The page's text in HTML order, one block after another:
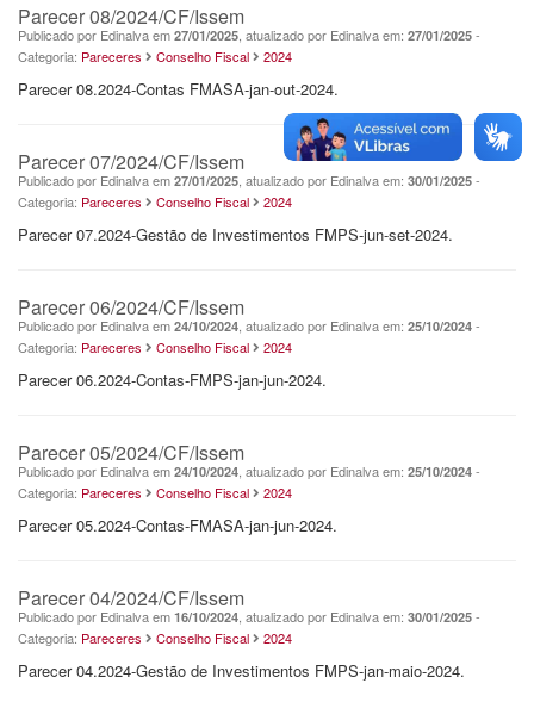
Parecer 08/2024/CF/Issem
Publicado por Edinalva em 27/01/2025 , atualizado por Edinalva em: 27/01/2025 -
Categoria: Pareceres Conselho Fiscal 2024
Parecer 08.2024-Contas FMASA-jan-out-2024.
Parecer 07/2024/CF/Issem
Publicado por Edinalva em 27/01/2025 , atualizado por Edinalva em: 30/01/2025 -
Categoria: Pareceres Conselho Fiscal 2024
Parecer 07.2024-Gestão de Investimentos FMPS-jun-set-2024.
Parecer 06/2024/CF/Issem
Publicado por Edinalva em 24/10/2024 , atualizado por Edinalva em: 25/10/2024 -
Categoria: Pareceres Conselho Fiscal 2024
Parecer 06.2024-Contas-FMPS-jan-jun-2024.
Parecer 05/2024/CF/Issem
Publicado por Edinalva em 24/10/2024 , atualizado por Edinalva em: 25/10/2024 -
Categoria: Pareceres Conselho Fiscal 2024
Parecer 05.2024-Contas-FMASA-jan-jun-2024.
Parecer 04/2024/CF/Issem
Publicado por Edinalva em 16/10/2024 , atualizado por Edinalva em: 30/01/2025 -
Categoria: Pareceres Conselho Fiscal 2024
Parecer 04.2024-Gestão de Investimentos FMPS-jan-maio-2024.